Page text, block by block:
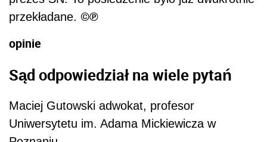
przekładane. ©℗
opinie
Sąd odpowiedział na wiele pytań
Maciej Gutowski adwokat, profesor
Uniwersytetu im. Adama Mickiewicza w